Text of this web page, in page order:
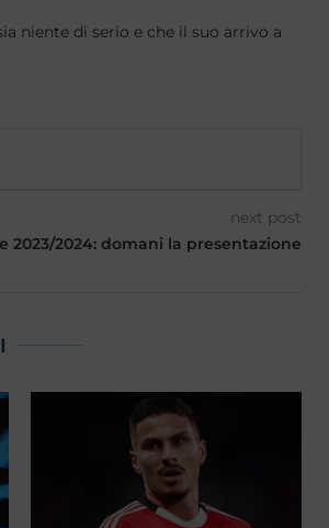
niente di serio e che il suo arrivo a
next post
2023/2024: domani la presentazione